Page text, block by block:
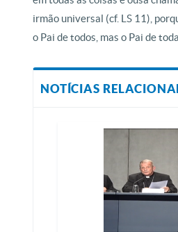
irmão universal (cf. LS 11),
o Pai de todos, mas o Pai de
NOTÍCIAS